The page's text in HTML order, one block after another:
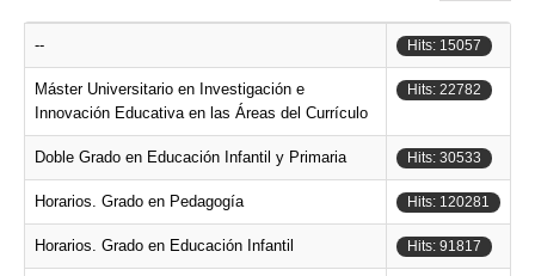
-- Hits: 15057
Máster Universitario en Investigación e
Innovación Educativa en las Áreas del Currículo
Hits: 22782
Doble Grado en Educación Infantil y Primaria Hits: 30533
Horarios. Grado en Pedagogía Hits: 120281
Horarios. Grado en Educación Infantil Hits: 91817